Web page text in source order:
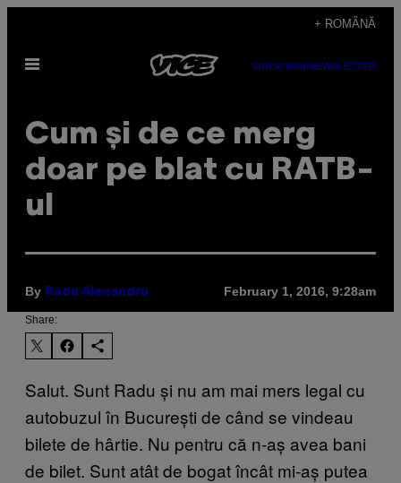
content
+ ROMÂNĂ
Open
SUBSCRIBENEWSLETTER
Cum și de ce merg
doar pe blat cu RATB-
ul
By Radu Alexandru February 1, 2016, 9:28am
Share:
Salut. Sunt Radu și nu am mai mers legal cu
autobuzul în București de când se vindeau
bilete de hârtie. Nu pentru că n-aș avea bani
de bilet. Sunt atât de bogat încât mi-aș putea